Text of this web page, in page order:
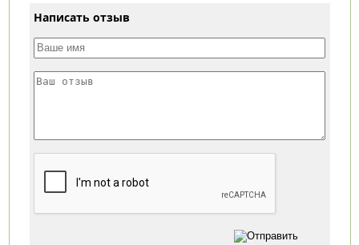
Написать отзыв